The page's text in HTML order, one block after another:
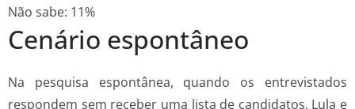
Não sabe: 11%
Cenário espontâneo
Na pesquisa espontânea, quando os entrevistados
respondem sem receber uma lista de candidatos, Lula e